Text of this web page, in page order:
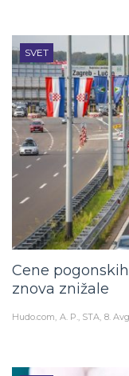
SVET
Cene
znova znižale
Hudo.com A. P., STA 8.